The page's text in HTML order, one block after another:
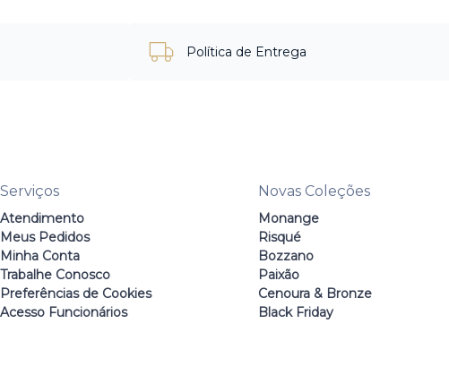
Política de Entrega
Serviços
Atendimento
Meus Pedidos
Minha Conta
Trabalhe Conosco
Preferências de Cookies
Acesso Funcionários
Novas Coleções
Monange
Risqué
Bozzano
Paixão
Cenoura & Bronze
Black Friday